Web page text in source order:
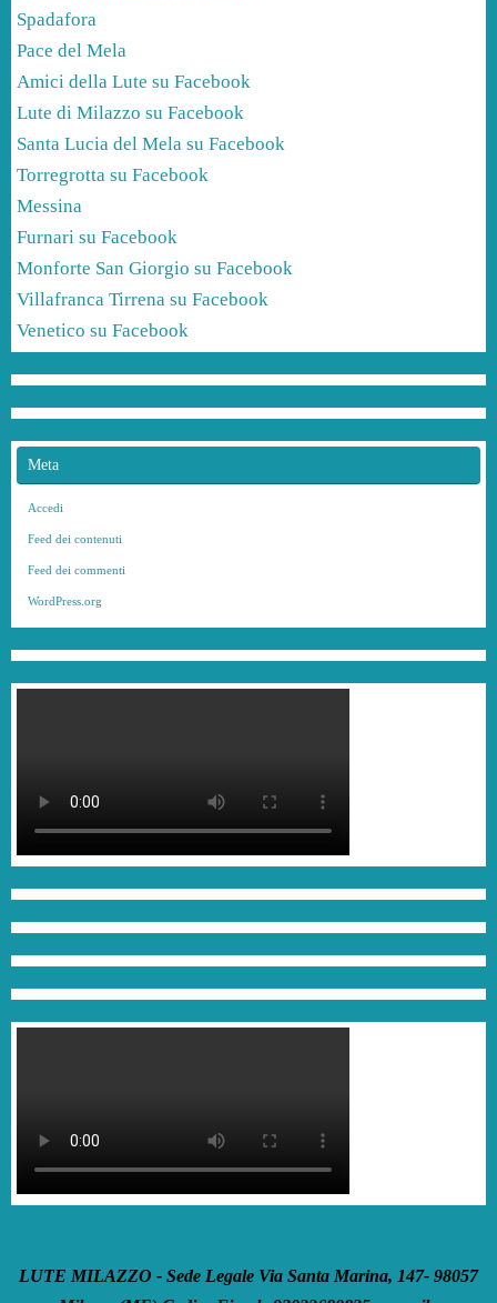
Spadafora
Pace del Mela
Amici della Lute su Facebook
Lute di Milazzo su Facebook
Santa Lucia del Mela su Facebook
Torregrotta su Facebook
Messina
Furnari su Facebook
Monforte San Giorgio su Facebook
Villafranca Tirrena su Facebook
Venetico su Facebook
Meta
Accedi
Feed dei contenuti
Feed dei commenti
WordPress.org
LUTE MILAZZO - Sede Legale Via Santa Marina, 147- 98057